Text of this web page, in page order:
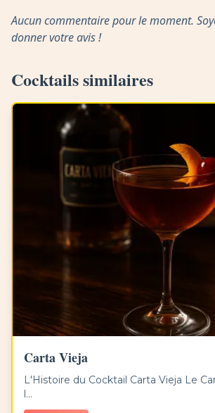
Aucun commentaire pour le moment.
donner votre avis !
Cocktails similaires
Carta Vieja
L'Histoire du Cocktail Carta Vieja Le
l...